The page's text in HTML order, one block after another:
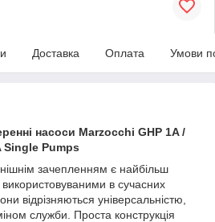
Доставка Оплата Умови
насоси Marzocchi GHP 1A /
Single Pumps
зачепленням є найбільш
в сучасних
відрізняються універсальністю,
служби. Проста конструкція